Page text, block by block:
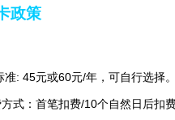
政策
: 45元或60元/年，可自行选择。
式：首笔扣费/10个自然日后扣